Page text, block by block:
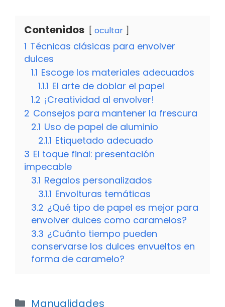
Contenidos ocultar
1 Técnicas clásicas para envolver
dulces
1.1 Escoge los materiales adecuados
1.1.1 El arte de doblar el papel
1.2 ¡Creatividad al envolver!
2 Consejos para mantener la frescura
2.1 Uso de papel de aluminio
2.1.1 Etiquetado adecuado
3 El toque final: presentación
impecable
3.1 Regalos personalizados
3.1.1 Envolturas temáticas
3.2 ¿Qué tipo de papel es mejor para
envolver dulces como caramelos?
3.3 ¿Cuánto tiempo pueden
conservarse los dulces envueltos en
forma de caramelo?
Categorías
Manualidades